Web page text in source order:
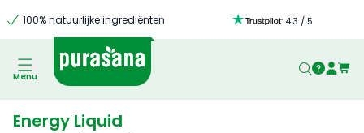
100% natuurlijke ingrediënten : 4.3 /5
Menu
Energy Liquid